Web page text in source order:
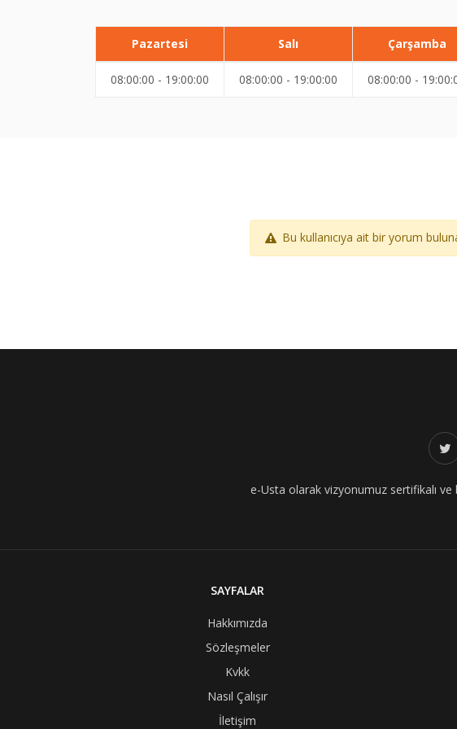
Pazartesi Salı Çarşamba
08:00:00 - 19:00:00 08:00:00 - 19:00:00 08:00:00 -
Bu kullanıcıya ait bir yorum
e-Usta olarak vizyonumuz sertifikalı
SAYFALAR
Hakkımızda
Sözleşmeler
Kvkk
Nasıl Çalışır
İletişim